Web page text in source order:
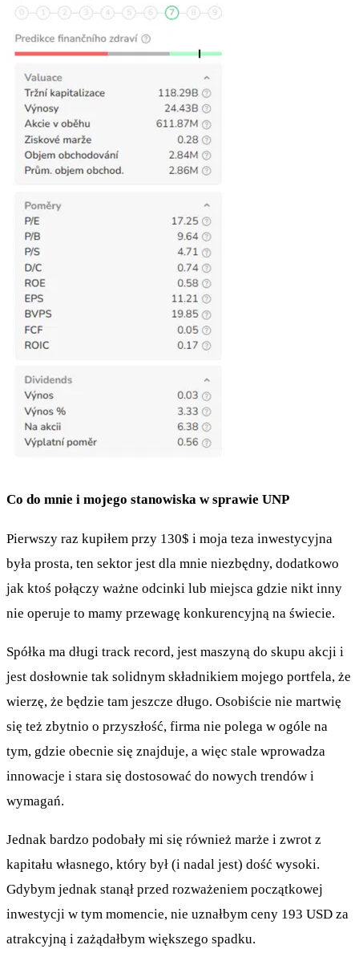
Co do mnie i mojego stanowiska w sprawie UNP
Pierwszy raz kupiłem przy 130$ i moja teza inwestycyjna
była prosta, ten sektor jest dla mnie niezbędny, dodatkowo
jak ktoś połączy ważne odcinki lub miejsca gdzie nikt inny
nie operuje to mamy przewagę konkurencyjną na świecie.
Spółka ma długi track record, jest maszyną do skupu akcji i
jest dosłownie tak solidnym składnikiem mojego portfela, że
wierzę, że będzie tam jeszcze długo. Osobiście nie martwię
się też zbytnio o przyszłość, firma nie polega w ogóle na
tym, gdzie obecnie się znajduje, a więc stale wprowadza
innowacje i stara się dostosować do nowych trendów i
wymagań.
Jednak bardzo podobały mi się również marże i zwrot z
kapitału własnego, który był (i nadal jest) dość wysoki.
Gdybym jednak stanął przed rozważeniem początkowej
inwestycji w tym momencie, nie uznałbym ceny 193 USD za
atrakcyjną i zażądałbym większego spadku.